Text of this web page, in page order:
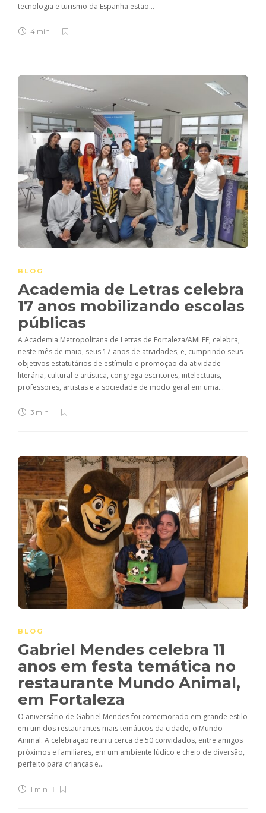
tecnologia e turismo da Espanha estão...
4 min
BLOG
Academia de Letras celebra
17 anos mobilizando escolas
públicas
A Academia Metropolitana de Letras de Fortaleza/AMLEF, celebra,
neste mês de maio, seus 17 anos de atividades, e, cumprindo seus
objetivos estatutários de estímulo e promoção da atividade
literária, cultural e artística, congrega escritores, intelectuais,
professores, artistas e a sociedade de modo geral em uma...
3 min
BLOG
Gabriel Mendes celebra 11
anos em festa temática no
restaurante Mundo Animal,
em Fortaleza
O aniversário de Gabriel Mendes foi comemorado em grande estilo
em um dos restaurantes mais temáticos da cidade, o Mundo
Animal. A celebração reuniu cerca de 50 convidados, entre amigos
próximos e familiares, em um ambiente lúdico e cheio de diversão,
perfeito para crianças e...
1 min